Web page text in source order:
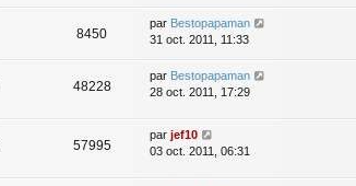
8450
par Bestopapaman
31 oct. 2011, 11:33
48228
par Bestopapaman
28 oct. 2011, 17:29
57995
par jef10
03 oct. 2011, 06:31